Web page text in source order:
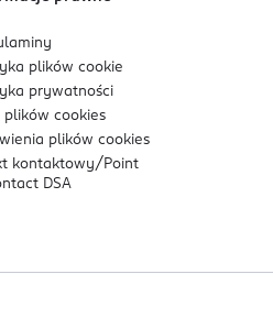
plikówcookie
prywatności
plikówcookies
plikówcookies
kontaktowy/ Point
DSA